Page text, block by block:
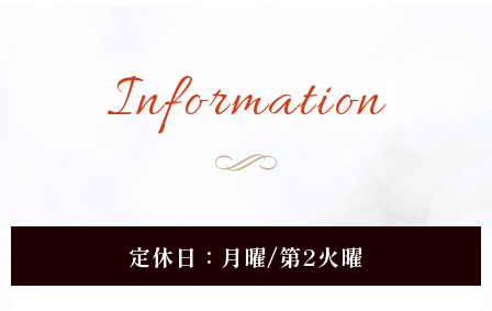
Information
定休日：月曜/第2火曜